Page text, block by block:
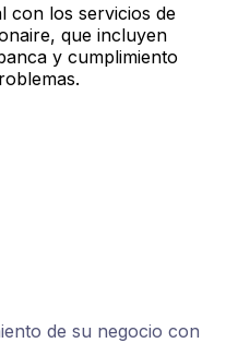
con los servicios de
que incluyen
y cumplimiento
de su negocio con